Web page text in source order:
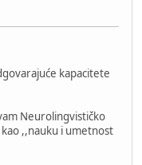
kapacitete
Neurolingvističko
,,nauku i umetnost